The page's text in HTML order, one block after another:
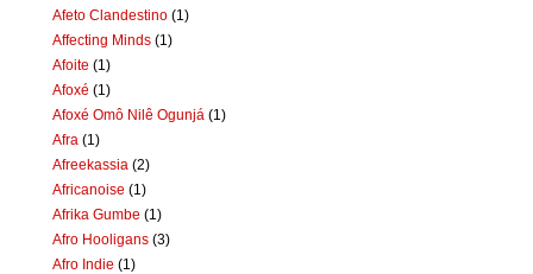
Afeto Clandestino (1)
Affecting Minds (1)
Afoite (1)
Afoxé (1)
Afoxé Omô Nilê Ogunjá (1)
Afra (1)
Afreekassia (2)
Africanoise (1)
Afrika Gumbe (1)
Afro Hooligans (3)
Afro Indie (1)